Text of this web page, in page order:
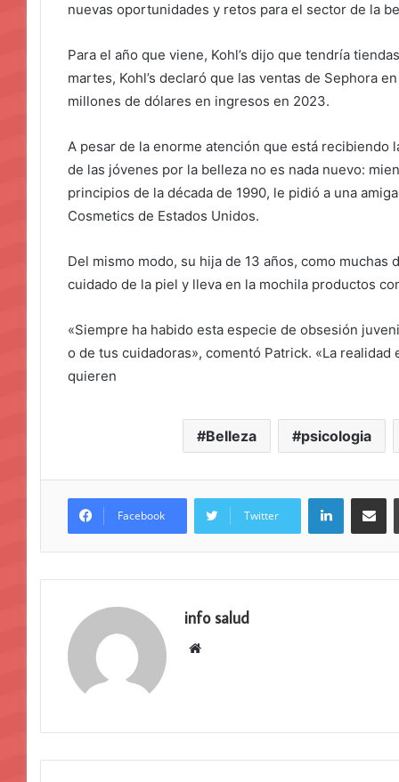
nuevas oportunidades y retos para el sector de la
Para el año que viene, Kohl’s dijo que tendría
martes, Kohl’s declaró que las ventas de Sephora
millones de dólares en ingresos en 2023.
A pesar de la enorme atención que está recibiendo
de las jóvenes por la belleza no es nada nuevo:
principios de la década de 1990, le pidió a una
Cosmetics de Estados Unidos.
Del mismo modo, su hija de 13 años, como
cuidado de la piel y lleva en la mochila productos
«Siempre ha habido esta especie de obsesión
o de tus cuidadoras», comentó Patrick. «La
quieren
Belleza psicologia
Facebook Twitter
LinkedIn
info salud
Sitio